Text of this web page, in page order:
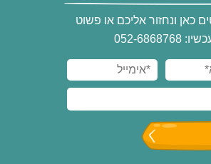
כאן ונחזור אליכם או פשוט
6868768